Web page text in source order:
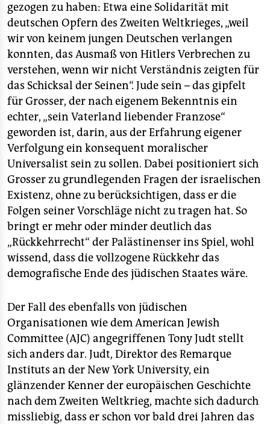
gezogen zu haben: Etwa eine Solidarität mit
deutschen Opfern des Zweiten Weltkrieges, „weil
wir von keinem jungen Deutschen verlangen
konnten, das Ausmaß von Hitlers Verbrechen zu
verstehen, wenn wir nicht Verständnis zeigten für
das Schicksal der Seinen“. Jude sein – das gipfelt
für Grosser, der nach eigenem Bekenntnis ein
echter, „sein Vaterland liebender Franzose“
geworden ist, darin, aus der Erfahrung eigener
Verfolgung ein konsequent moralischer
Universalist sein zu sollen. Dabei positioniert sich
Grosser zu grundlegenden Fragen der israelischen
Existenz, ohne zu berücksichtigen, dass er die
Folgen seiner Vorschläge nicht zu tragen hat. So
bringt er mehr oder minder deutlich das
„Rückkehrrecht“ der Palästinenser ins Spiel, wohl
wissend, dass die vollzogene Rückkehr das
demografische Ende des jüdischen Staates wäre.
Der Fall des ebenfalls von jüdischen
Organisationen wie dem American Jewish
Committee (AJC) angegriffenen Tony Judt stellt
sich anders dar. Judt, Direktor des Remarque
Instituts an der New York University, ein
glänzender Kenner der europäischen Geschichte
nach dem Zweiten Weltkrieg, machte sich dadurch
missliebig, dass er schon vor bald drei Jahren das